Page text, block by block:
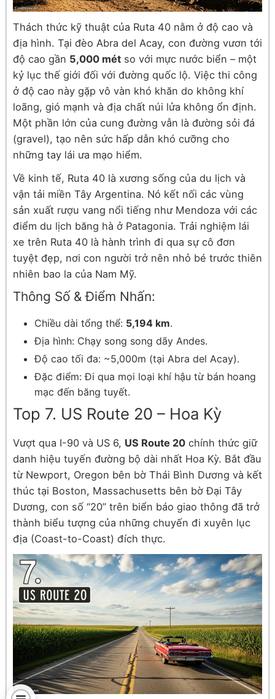
Thách thức kỹ thuật của Ruta 40 nằm ở độ cao và
địa hình. Tại đèo Abra del Acay, con đường vươn tới
độ cao gần 5,000 mét so với mực nước biển – một
kỷ lục thế giới đối với đường quốc lộ. Việc thi công
ở độ cao này gặp vô vàn khó khăn do không khí
loãng, gió mạnh và địa chất núi lửa không ổn định.
Một phần lớn của cung đường vẫn là đường sỏi đá
(gravel), tạo nên sức hấp dẫn khó cưỡng cho
những tay lái ưa mạo hiểm.
Về kinh tế, Ruta 40 là xương sống của du lịch và
vận tải miền Tây Argentina. Nó kết nối các vùng
sản xuất rượu vang nổi tiếng như Mendoza với các
điểm du lịch băng hà ở Patagonia. Trải nghiệm lái
xe trên Ruta 40 là hành trình đi qua sự cô đơn
tuyệt đẹp, nơi con người trở nên nhỏ bé trước thiên
nhiên bao la của Nam Mỹ.
Thông Số & Điểm Nhấn:
Chiều dài tổng thể: 5,194 km.
Địa hình: Chạy song song dãy Andes.
Độ cao tối đa: ~5,000m (tại Abra del Acay).
Đặc điểm: Đi qua mọi loại khí hậu từ bán hoang
mạc đến băng tuyết.
Top 7. US Route 20 – Hoa Kỳ
Vượt qua I-90 và US 6, US Route 20 chính thức giữ
danh hiệu tuyến đường bộ dài nhất Hoa Kỳ. Bắt đầu
từ Newport, Oregon bên bờ Thái Bình Dương và kết
thúc tại Boston, Massachusetts bên bờ Đại Tây
Dương, con số “20” trên biển báo giao thông đã trở
thành biểu tượng của những chuyến đi xuyên lục
địa (Coast-to-Coast) đích thực.